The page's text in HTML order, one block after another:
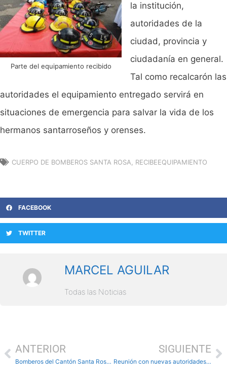
Parte del equipamiento recibido
la institución,
autoridades de la
ciudad, provincia y
ciudadanía en general.
Tal como recalcarón las
autoridades el equipamiento entregado servirá en
situaciones de emergencia para salvar la vida de los
hermanos santarroseños y orenses.
CUERPO DE BOMBEROS SANTA ROSA RECIBEEQUIPAMIENTO
FACEBOOK
TWITTER
MARCEL AGUILAR
Todas las Noticias
ANTERIOR
Bomberos del Cantón Santa Rosa colaborarón en búsqueda de cuerpos
SIGUIENTE
Reunión con nuevas autoridades del cantón sobre el manual del COE dictado por SNGR